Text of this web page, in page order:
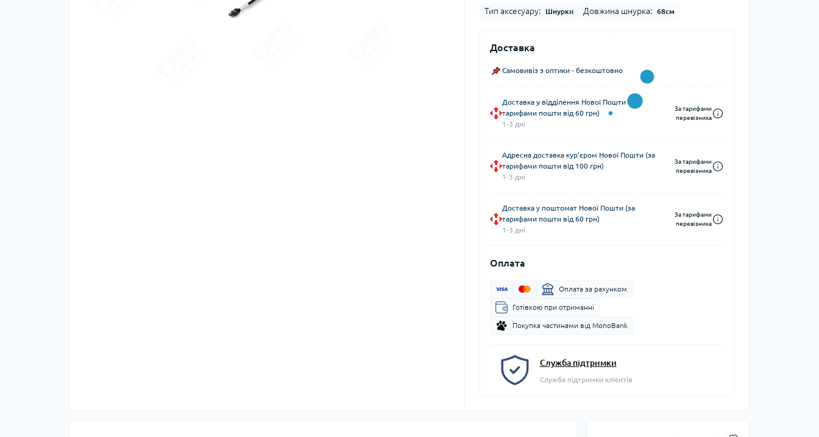
Тип аксесуару: Шнурки Довжина шнурка: 68см
Доставка
Самовивіз з оптики - безкоштовно
Доставка у відділення Нової Пошти (за
тарифами пошти від 60 грн)
1-3 дні
За тарифами
перевізника
Адресна доставка кур'єром Нової Пошти (за
тарифами пошти від 100 грн)
1-3 дні
За тарифами
перевізника
Доставка у поштомат Нової Пошти (за
тарифами пошти від 60 грн)
1-3 дні
За тарифами
перевізника
Оплата
Оплата за рахунком
Готівкою при отриманні
Покупка частинами від MonoBank
Служба підтримки
Служба підтримки клієнтів